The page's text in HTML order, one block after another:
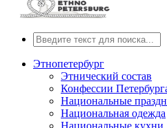
Этнопетербург
Этнический состав
Конфессии
Национальные
Национальная одежда
Национальные кухни